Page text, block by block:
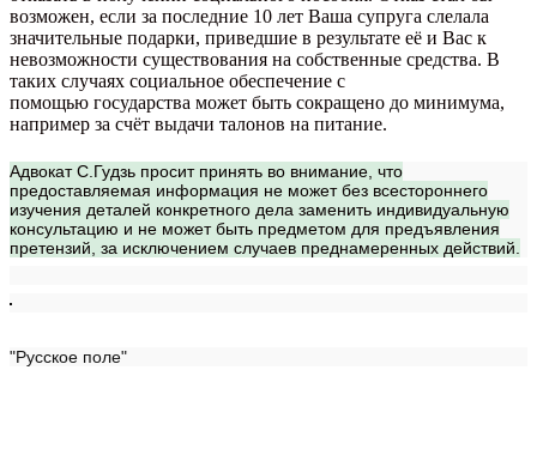
возможен, если за последние 10 лет Ваша супруга слелала
значительные подарки, приведшие в результате её и Вас к
невозможности существования на собственные средства. B
таких случаях социальное обеспечение с
помощью государства может быть сокращено до минимума,
например за счёт выдачи талонов на питание.
Адвокат С.Гудзь просит принять во внимание, что
предоставляемая информация не может без всестороннего
изучения деталей конкретного дела заменить индивидуальную
консультацию и не может быть предметом для предъявления
претензий, за исключением случаев преднамеренных действий.
"Русское поле"